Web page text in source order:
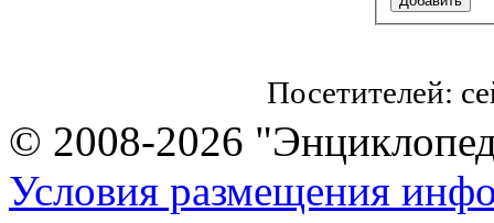
Посетителей:
© 2008-2026
Условия размещения